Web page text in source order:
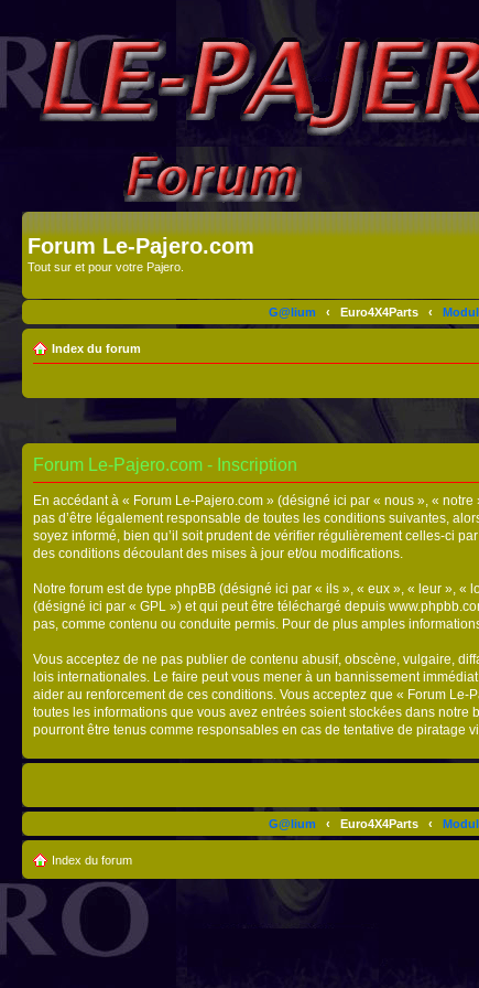
Forum Le-Pajero.com
Tout sur et pour votre Pajero.
G@lium ‹ Euro4X4Parts ‹
Index du forum
Forum Le-Pajero.com - Inscription
En accédant à « Forum Le-Pajero.com » (désigné ici par « nous », «
pas d’être légalement responsable de toutes les conditions suivantes,
soyez informé, bien qu’il soit prudent de vérifier régulièrement celles-ci
des conditions découlant des mises à jour et/ou modifications.
Notre forum est de type phpBB (désigné ici par « ils », « eux », « leur »,
(désigné ici par « GPL ») et qui peut être téléchargé depuis
pas, comme contenu ou conduite permis. Pour de plus amples
Vous acceptez de ne pas publier de contenu abusif, obscène, vulgaire,
lois internationales. Le faire peut vous mener à un bannissement
aider au renforcement de ces conditions. Vous acceptez que « Forum
toutes les informations que vous avez entrées soient stockées dans
pourront être tenus comme responsables en cas de tentative de piratage
G@lium ‹ Euro4X4Parts ‹
Index du forum